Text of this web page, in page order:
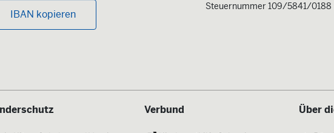
IBAN kopieren
Steuernummer 109/5841/0188
Verbund Über